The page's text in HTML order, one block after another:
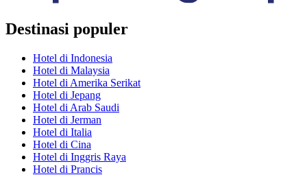
Destinasi populer
Hotel di Indonesia
Hotel di Malaysia
Hotel di Amerika Serikat
Hotel di Jepang
Hotel di Arab Saudi
Hotel di Jerman
Hotel di Italia
Hotel di Cina
Hotel di Inggris Raya
Hotel di Prancis